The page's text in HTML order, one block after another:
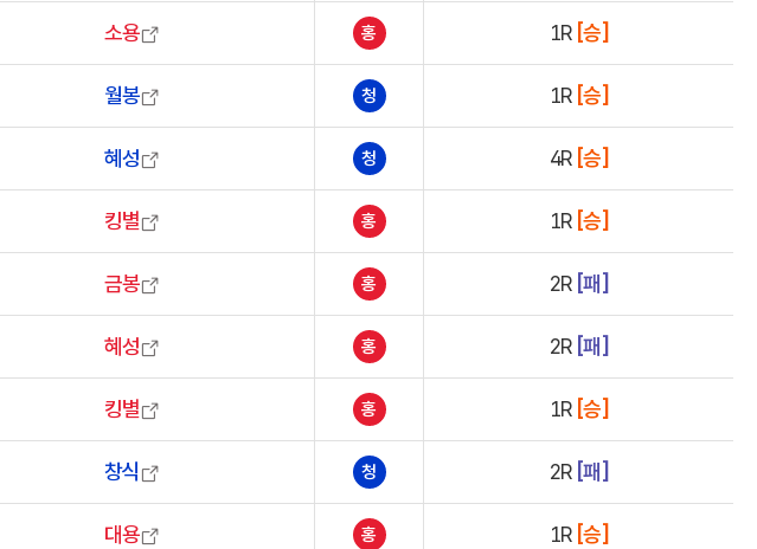
소용 홍 1R [승]
월봉 청 1R [승]
혜성 청 4R [승]
킹별 홍 1R [승]
금봉 홍 2R [패]
혜성 홍 2R [패]
킹별 홍 1R [승]
창식 청 2R [패]
대용 홍 1R [승]